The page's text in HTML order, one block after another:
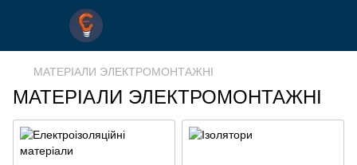
МАТЕРІАЛИ ЭЛЕКТРОМОНТАЖНІ
МАТЕРІАЛИ ЭЛЕКТРОМОНТАЖНІ